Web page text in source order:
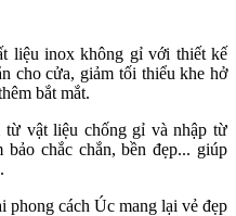
liệu inox không gỉ với thiết kế
cho cửa, giảm tối thiểu khe hở
bắt mắt.
từ vật liệu chống gỉ và nhập từ
chắc chắn, bền đẹp... giúp
phong cách Úc mang lại vẻ đẹp